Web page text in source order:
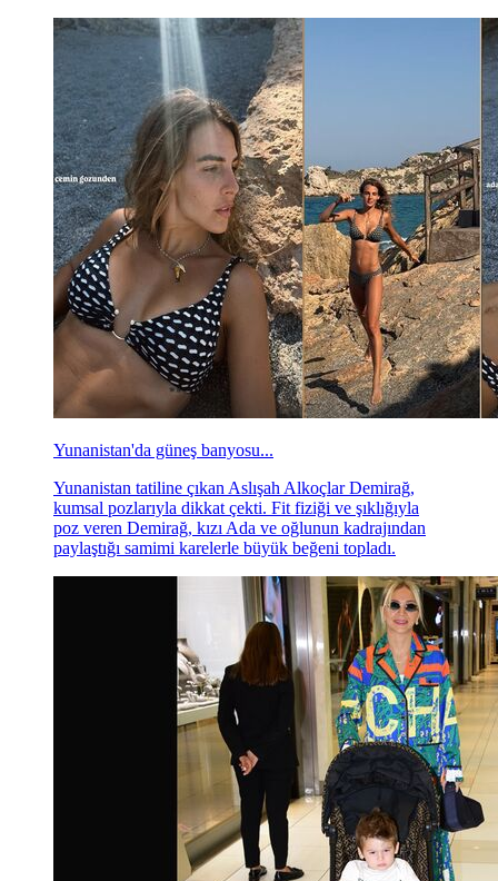
Yunanistan'da güneş banyosu...
Yunanistan tatiline çıkan Aslışah Alkoçlar Demirağ,
kumsal pozlarıyla dikkat çekti. Fit fiziği ve şıklığıyla
poz veren Demirağ, kızı Ada ve oğlunun kadrajından
paylaştığı samimi karelerle büyük beğeni topladı.